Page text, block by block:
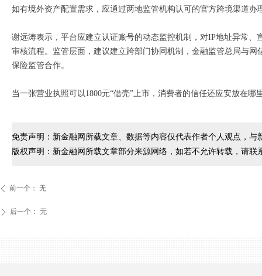
如有境外资产配置需求，应通过两地监管机构认可的官方跨境渠道办
谢远涛表示，平台应建立认证账号的动态监控机制，对IP地址异常
审核流程。监管层面，建议建立跨部门协同机制，金融监管总局与
保险监管合作。
当一张营业执照可以1800元“借壳”上市，消费者的信任还应安放在
ꄴ 前一个： 无
ꄲ 后一个： 无
免责声明：新金融网所载文章、数据等内容仅代表作者个人观点，
版权声明：新金融网所载文章部分来源网络，如若不允许转载，请联